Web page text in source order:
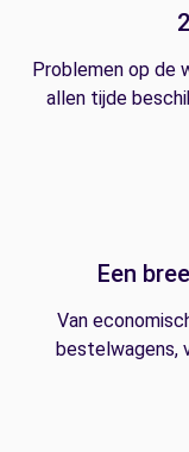
Problemen op de
allen tijde
Een
Van
bestelwagens,